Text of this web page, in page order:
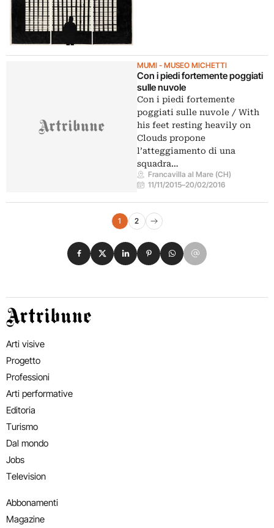
MUMI - MUSEO MICHETTI
Con i piedi fortemente poggiati
sulle nuvole
Con i piedi fortemente
poggiati sulle nuvole / With
his feet resting heavily on
Clouds propone
l’atteggiamento di una
squadra…
Francavilla al Mare (CH)
11/11/2015–20/02/2016
Navigazione eventi
1 2
Pagina successiva
Condividi su Facebook
Condividi su X
Condividi su LinkedIn
Condividi su Pinterest
Condividi su WhatsApp
Condividi su Email
Artribune
Arti visive
Progetto
Professioni
Arti performative
Editoria
Turismo
Dal mondo
Jobs
Television
Abbonamenti
Magazine